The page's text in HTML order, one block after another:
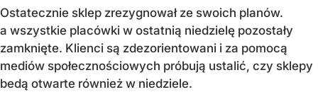
Ostatecznie sklep zrezygnował ze swoich planów.
a wszystkie placówki w ostatnią niedzielę pozostały
zamknięte. Klienci są zdezorientowani i za pomocą
mediów społecznościowych próbują ustalić, czy sklepy
bedą otwarte również w niedziele.